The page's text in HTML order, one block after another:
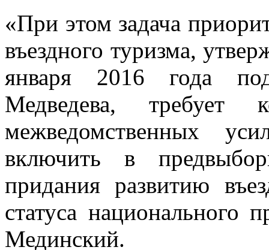
«При этом задача
въездного туризма,
января 2016 года под
Медведева, требует
межведомственных
включить в
придания развитию
статуса национального
Мединский.